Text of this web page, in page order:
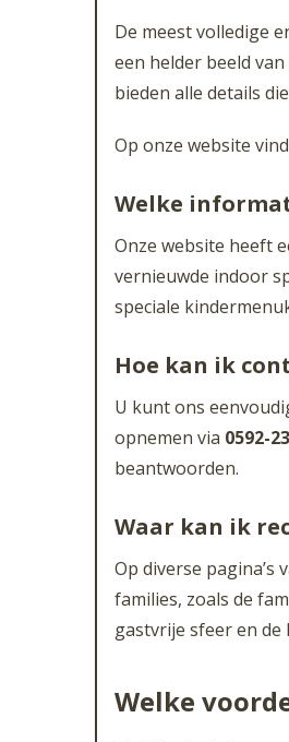
De meest volledige
een helder beeld
bieden alle details
Op onze website
Welke
Onze website heeft
vernieuwde indoor
speciale
Hoe kan ik
U kunt ons
opnemen via 0592-
beantwoorden.
Waar kan ik
Op diverse pagina’s
families, zoals de
gastvrije sfeer en de
Welke